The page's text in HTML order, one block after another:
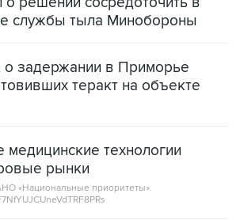
задержании в Приморье
медицинские технологии
«Национальные приоритеты».